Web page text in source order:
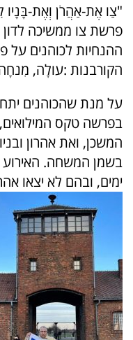
"צַו אֶת-אַהֲרֹן וְאֶת-
פרשת צו ממשיכה
ההנחיות לכוהנים על
הקורבנות :עולָה,
על מנת שהכוהנים
בפרשה טקס
המשכן, ואת אהרון
בשמן המשחה.
ימים, ובהם לא יצאו